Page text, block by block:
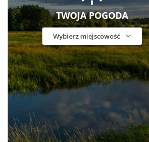
TWOJA POGODA
Wybierz miejscowość